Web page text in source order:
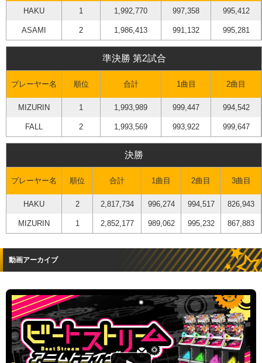
1 1,992,770 997,358 995,412
2 1,986,413 991,132 995,281
HAKU
ASAMI
準決勝 第2試合
順位 合計 1曲目 2曲目
1 1,993,989 999,447 994,542
2 1,993,569 993,922 999,647
プレーヤー名
MIZURIN
FALL
決勝
順位 合計 1曲目 2曲目 3曲目
2 2,817,734 996,274 994,517 826,943
1 2,852,177 989,062 995,232 867,883
プレーヤー名
HAKU
MIZURIN
動画アーカイブ